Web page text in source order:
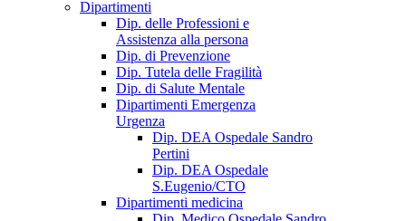
Dipartimenti
Dip. delle Professioni e
Assistenza alla persona
Dip. di Prevenzione
Dip. Tutela delle Fragilità
Dip. di Salute Mentale
Dipartimenti Emergenza
Urgenza
Dip. DEA Ospedale Sandro
Pertini
Dip. DEA Ospedale
S.Eugenio/CTO
Dipartimenti medicina